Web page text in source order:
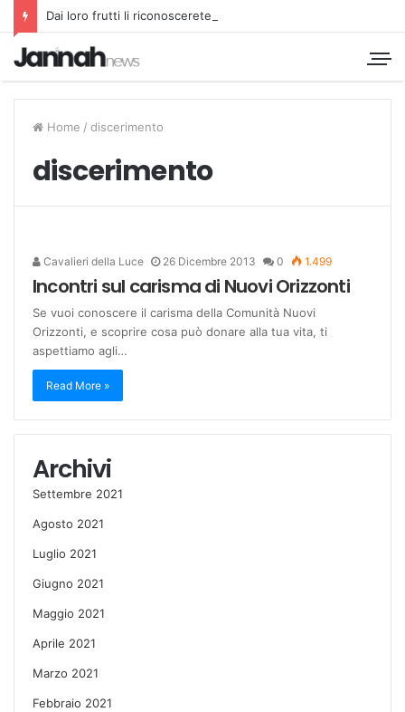
Dai loro frutti li riconoscerete
Home / discerimento
discerimento
Cavalieri della Luce 26 Dicembre 2013 0 1.499
Incontri sul carisma di Nuovi Orizzonti
Se vuoi conoscere il carisma della Comunità Nuovi
Orizzonti, e scoprire cosa può donare alla tua vita, ti
aspettiamo agli…
Read More »
Archivi
Settembre 2021
Agosto 2021
Luglio 2021
Giugno 2021
Maggio 2021
Aprile 2021
Marzo 2021
Febbraio 2021